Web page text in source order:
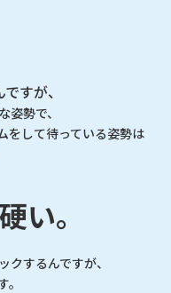
すが、
勢で、
をして待っている姿勢は
い。
するんですが、